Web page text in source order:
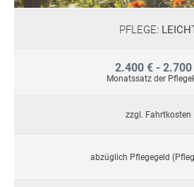
PFLEGE:
2.400 € - 2.700
Monatssatz der
zzgl. Fahrtkosten
abzüglich Pflegegeld